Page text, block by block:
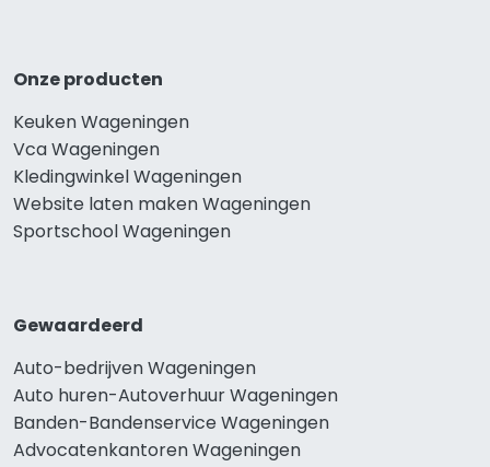
Onze producten
Keuken Wageningen
Vca Wageningen
Kledingwinkel Wageningen
Website laten maken Wageningen
Sportschool Wageningen
Gewaardeerd
Auto-bedrijven Wageningen
Auto huren-Autoverhuur Wageningen
Banden-Bandenservice Wageningen
Advocatenkantoren Wageningen